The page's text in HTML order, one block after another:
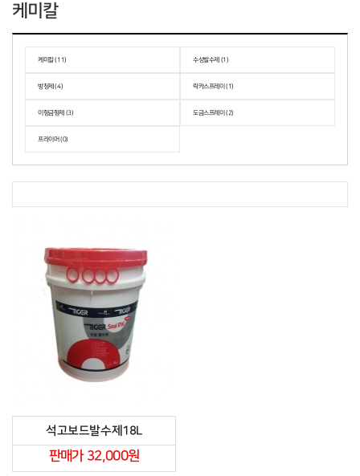
케미칼
케미칼 (11) 수성발수제 (1)
방청제 (4) 락카스프레이 (1)
이형금형제 (3) 도금스프레이 (2)
프라이머 (0)
석고보드발수제18L
판매가 32,000원